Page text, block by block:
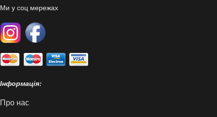
Ми у соц мережах
Інформація:
Про нас